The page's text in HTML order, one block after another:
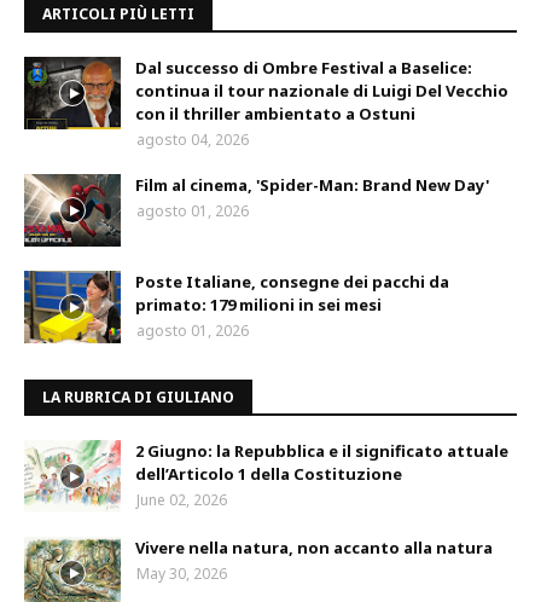
ARTICOLI PIÙ LETTI
Dal successo di Ombre Festival a Baselice:
continua il tour nazionale di Luigi Del Vecchio
con il thriller ambientato a Ostuni
agosto 04, 2026
Film al cinema, 'Spider-Man: Brand New Day'
agosto 01, 2026
Poste Italiane, consegne dei pacchi da
primato: 179 milioni in sei mesi
agosto 01, 2026
LA RUBRICA DI GIULIANO
2 Giugno: la Repubblica e il significato attuale
dell’Articolo 1 della Costituzione
June 02, 2026
Vivere nella natura, non accanto alla natura
May 30, 2026